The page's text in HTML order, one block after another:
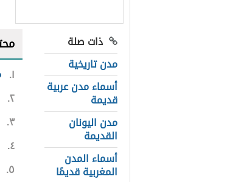
ذات صلة
مدن تاريخية
أسماء مدن عربية
قديمة
مدن اليونان
القديمة
أسماء المدن
المغربية قديمًا
١
٢
٣
٤
٥